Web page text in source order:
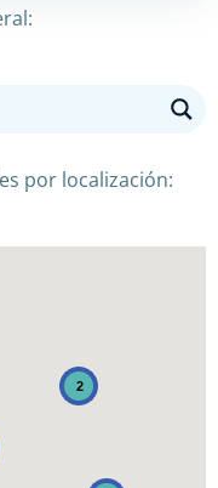
por localización:
2